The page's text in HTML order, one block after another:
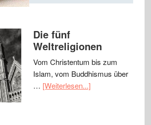
Die fünf
Weltreligionen
Vom Christentum bis zum
Islam, vom Buddhismus über
… [Weiterlesen...]